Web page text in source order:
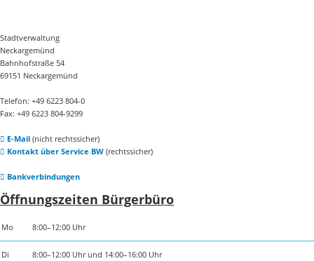
Stadtverwaltung
Neckargemünd
Bahnhofstraße 54
69151 Neckargemünd
Telefon: +49 6223 804-0
Fax: +49 6223 804-9299
E-Mail(nicht rechtssicher)
Kontakt über Service BW(rechtssicher)
Bankverbindungen
Öffnungszeiten Bürgerbüro
Mo 8:00–12:00 Uhr
Di 8:00–12:00 Uhr und 14:00–16:00 Uhr